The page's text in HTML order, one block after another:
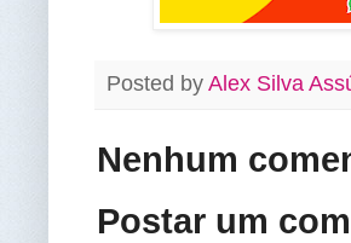
Posted by Alex Silva
Nenhum
Postar um